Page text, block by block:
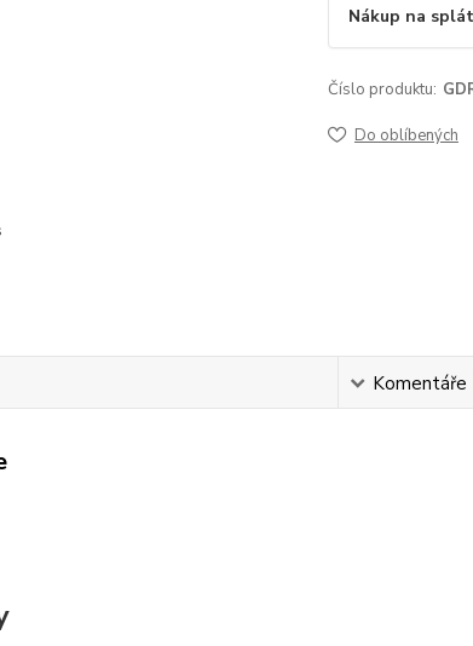
Nákup na
Číslo produktu:
Do oblíbených
Komentáře